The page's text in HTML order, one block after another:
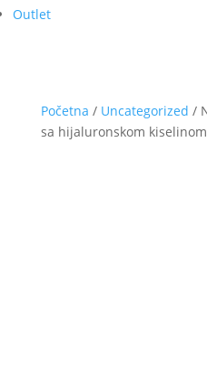
Outlet
Početna / Uncategorized /
sa hijaluronskom